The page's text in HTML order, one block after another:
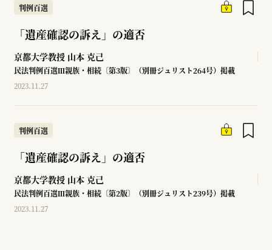
判例百選
「遺産確認の訴え」の適否
京都大学教授 山本 克己
民法判例百選Ⅲ親族・相続〔第3版〕（別冊ジュリスト264号）掲載
2023.11.27
判例百選
「遺産確認の訴え」の適否
京都大学教授 山本 克己
民法判例百選Ⅲ親族・相続〔第2版〕（別冊ジュリスト239号）掲載
2023.11.27